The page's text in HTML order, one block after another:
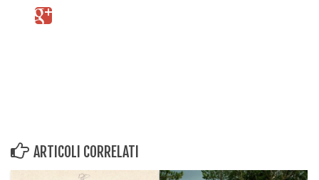
ARTICOLI CORRELATI